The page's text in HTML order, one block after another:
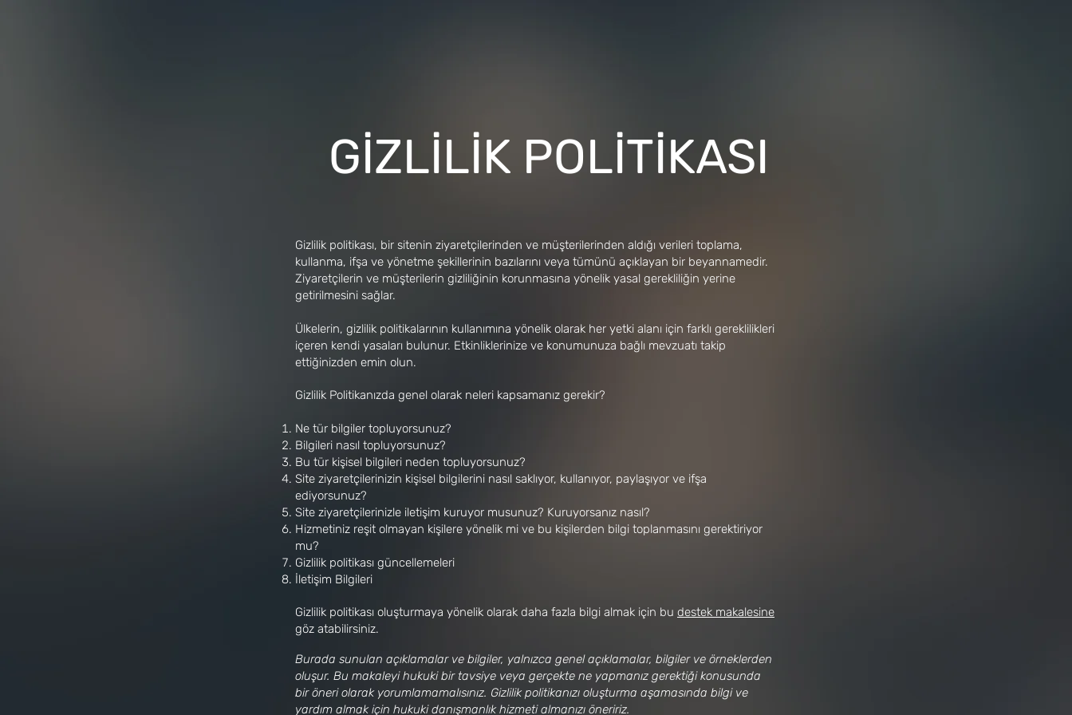
GİZLİLİK POLİTİKASI
Gizlilik politikası, bir sitenin ziyaretçilerinden ve müşterilerinden aldığı verileri toplama,
kullanma, ifşa ve yönetme şekillerinin bazılarını veya tümünü açıklayan bir beyannamedir.
Ziyaretçilerin ve müşterilerin gizliliğinin korunmasına yönelik yasal gerekliliğin yerine
getirilmesini sağlar.
Ülkelerin, gizlilik politikalarının kullanımına yönelik olarak her yetki alanı için farklı gereklilikleri
içeren kendi yasaları bulunur. Etkinliklerinize ve konumunuza bağlı mevzuatı takip
ettiğinizden emin olun.
Gizlilik Politikanızda genel olarak neleri kapsamanız gerekir?
Ne tür bilgiler topluyorsunuz?
Bilgileri nasıl topluyorsunuz?
Bu tür kişisel bilgileri neden topluyorsunuz?
Site ziyaretçilerinizin kişisel bilgilerini nasıl saklıyor, kullanıyor, paylaşıyor ve ifşa
ediyorsunuz?
Site ziyaretçilerinizle iletişim kuruyor musunuz? Kuruyorsanız nasıl?
Hizmetiniz reşit olmayan kişilere yönelik mi ve bu kişilerden bilgi toplanmasını gerektiriyor
mu?
Gizlilik politikası güncellemeleri
İletişim Bilgileri
Gizlilik politikası oluşturmaya yönelik olarak daha fazla bilgi almak için bu destek makalesine
göz atabilirsiniz.
Burada sunulan açıklamalar ve bilgiler, yalnızca genel açıklamalar, bilgiler ve örneklerden
oluşur. Bu makaleyi hukuki bir tavsiye veya gerçekte ne yapmanız gerektiği konusunda
bir öneri olarak yorumlamamalısınız. Gizlilik politikanızı oluşturma aşamasında bilgi ve
yardım almak için hukuki danışmanlık hizmeti almanızı öneririz.